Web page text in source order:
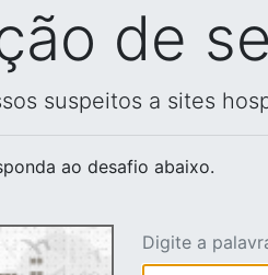
de
suspeitos a sites
ao desafio abaixo.
Digite a